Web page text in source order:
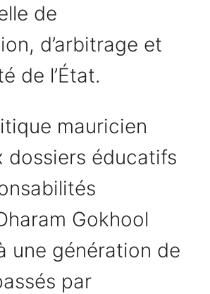
de
d’arbitrage et
de l’État.
mauricien
dossiers éducatifs
Gokhool
une génération de
par